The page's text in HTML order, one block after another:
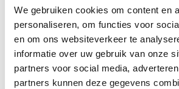
We gebruiken cookies om content en
personaliseren, om functies voor
en om ons websiteverkeer te
informatie over uw gebruik van onze
partners voor social media,
partners kunnen deze gegevens
Afmeting Pax (bxh)